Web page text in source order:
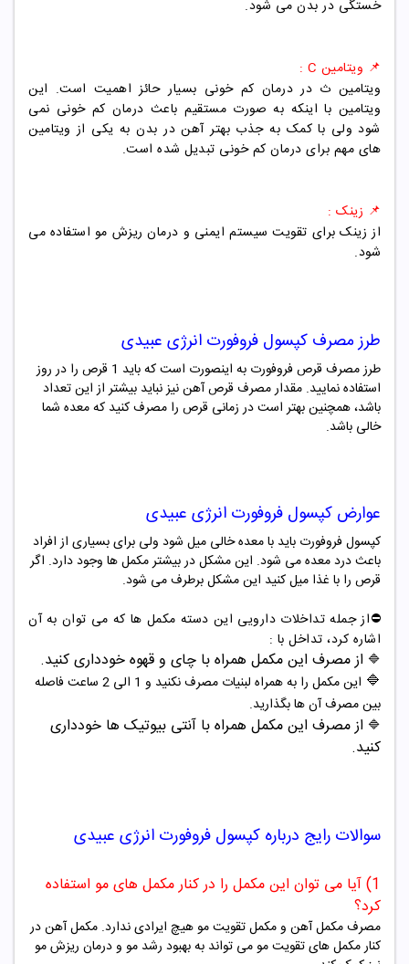
خستگی در بدن می شود.
📌 ویتامین C :
ویتامین ث در درمان کم خونی بسیار حائز اهمیت است. این
ویتامین با اینکه به صورت مستقیم باعث درمان کم خونی نمی
شود ولی با کمک به جذب بهتر آهن در بدن به یکی از ویتامین
های مهم برای درمان کم خونی تبدیل شده است.
📌 زینک :
از زینک برای تقویت سیستم ایمنی و درمان ریزش مو استفاده می
شود.
طرز مصرف کپسول فروفورت انرژی عبیدی
طرز مصرف قرص فروفورت به اینصورت است که باید 1 قرص را در روز
استفاده نمایید. مقدار مصرف قرص آهن نیز نباید بیشتر از این تعداد
باشد، همچنین بهتر است در زمانی قرص را مصرف کنید که معده شما
خالی باشد.
عوارض کپسول فروفورت انرژی عبیدی
کپسول فروفورت باید با معده خالی میل شود ولی برای بسیاری از افراد
باعث درد معده می شود. این مشکل در بیشتر مکمل ها وجود دارد. اگر
قرص را با غذا میل کنید این مشکل برطرف می شود.
⛔️از جمله تداخلات دارویی این دسته مکمل ها که می توان به آن
اشاره کرد، تداخل با :
🔷 از مصرف این مکمل همراه با چای و قهوه خودداری کنید.
🔷
این مکمل را به همراه لبنیات مصرف نکنید و 1 الی 2 ساعت فاصله
بین مصرف آن ها بگذارید.
🔷 از مصرف این مکمل همراه با آنتی بیوتیک ها خودداری
کنید.
سوالات رایج درباره کپسول فروفورت انرژی عبیدی
1) آیا می توان این مکمل را در کنار مکمل های مو استفاده
کرد؟
مصرف مکمل آهن و مکمل تقویت مو هیچ ایرادی ندارد. مکمل آهن در
کنار مکمل های تقویت مو می تواند به بهبود رشد مو و درمان ریزش مو